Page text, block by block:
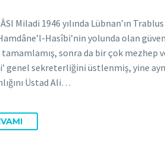
ÂSI Miladi 1946 yılında Lübnan’ın
Hasîbi’nin yolunda olan
sonra da bir çok mezhep
genel sekreterliğini üstlenmiş, yine
Üstad Ali…